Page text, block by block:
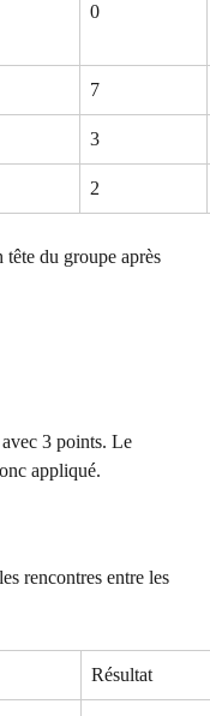
0
7
3
2
du groupe après
3 points. Le
appliqué.
rencontres entre les
Résultat